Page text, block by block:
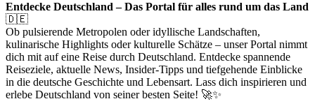
Entdecke Deutschland – Das Portal für alles rund um das Land
🇩🇪
Ob pulsierende Metropolen oder idyllische Landschaften,
kulinarische Highlights oder kulturelle Schätze – unser Portal nimmt
dich mit auf eine Reise durch Deutschland. Entdecke spannende
Reiseziele, aktuelle News, Insider-Tipps und tiefgehende Einblicke
in die deutsche Geschichte und Lebensart. Lass dich inspirieren und
erlebe Deutschland von seiner besten Seite! 🚀✨